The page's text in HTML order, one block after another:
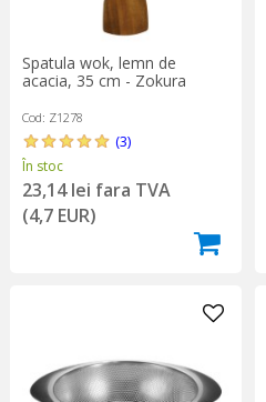
Spatula wok, lemn de
acacia, 35 cm - Zokura
Cod: Z1278
(3)
În stoc
23,14 lei fara TVA
(4,7 EUR)